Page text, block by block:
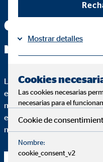
Conmigo
respuestas
Lo más importante de un
entender cada paso. Para
mínimo detalle de por qué
específica y en qué medida
necesidades particulares.
Mostrar detalles
Cookies
Las cookies necesarias
necesarias para el
Cookie de
Nombre:
cookie_consent_v2